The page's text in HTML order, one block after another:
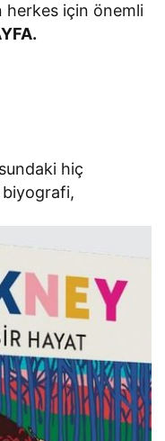
herkes için önemli
hiç
biyografi,